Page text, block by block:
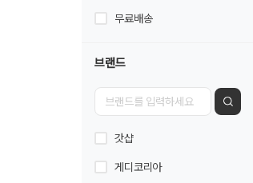
무료배송
브랜드
갓샵
게디코리아